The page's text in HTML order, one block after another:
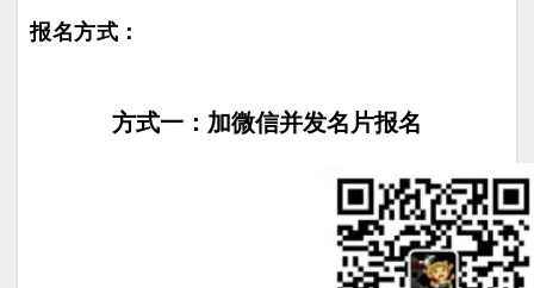
报名方式：
方式一：加微信并发名片报名